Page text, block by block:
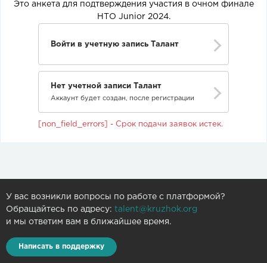
Это анкета для подтверждения участия в очном финале
НТО Junior 2024.
Войти в учетную запись Талант
Нет учетной записи Талант
Аккаунт будет создан, после регистрации
[non_field_errors] - Срок подачи заявок истек.
У вас возникли вопросы по работе с платформой?
Обращайтесь по адресу: talent@kruzhok.org
и мы ответим вам в ближайшее время.
Написать в поддержку